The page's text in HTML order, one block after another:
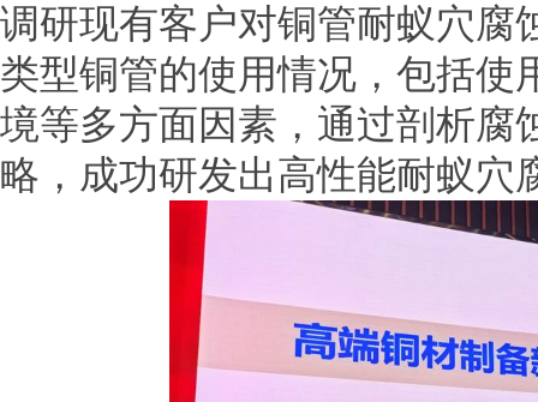
调研现有客户对铜管耐蚁穴腐
类型铜管的使用情况，包括使
境等多方面因素，通过剖析腐
略，成功研发出高性能耐蚁穴